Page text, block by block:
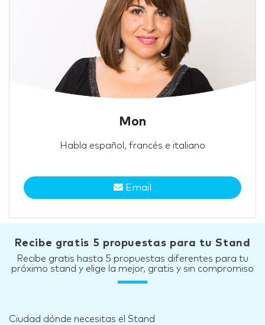
Mon
Habla español, francés e italiano
Email
Recibe gratis 5 propuestas para tu Stand
Recibe gratis hasta 5 propuestas diferentes para tu
próximo stand y elige la mejor, gratis y sin compromiso
Ciudad dónde necesitas el Stand